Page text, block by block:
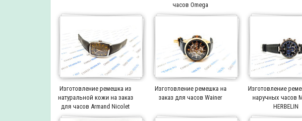
часов Omega
Изготовление ремешка из
натуральной кожи на заказ
для часов Armand Nicolet
Изготовление ремешка на
заказ для часов Wainer
Изготовление
наручных часов
HERBELIN